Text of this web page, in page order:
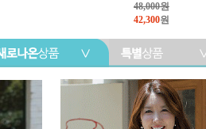
48,000원
42,300원